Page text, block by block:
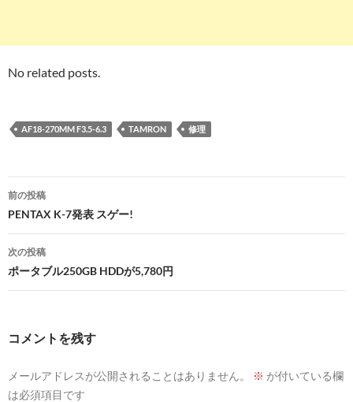
No related posts.
AF18-270MM F3.5-6.3 TAMRON 修理
投
稿
ナ
ビ
ゲ
ョ
前の投稿
PENTAX K-7発表 スゲー!
次の投稿
ポータブル250GB HDDが5,780円
コメントを残す
メールアドレスが公開されることはありません。 ※ が付いている欄
は必須項目です